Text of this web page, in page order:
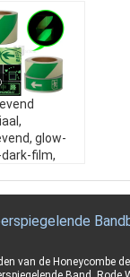
glow-
film,
zelfkleve
van de Honeycombe de